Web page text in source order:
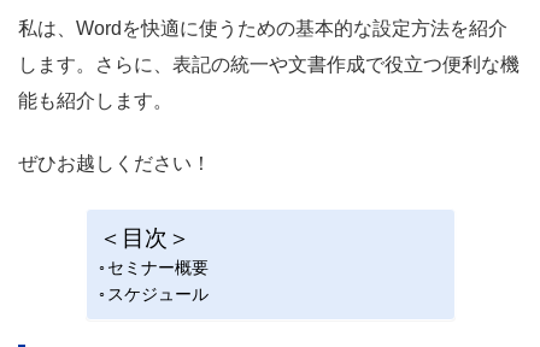
私は、Wordを快適に使うための基本的な設定方法を紹介
します。さらに、表記の統一や文書作成で役立つ便利な機
能も紹介します。
ぜひお越しください！
＜目次＞
セミナー概要
スケジュール